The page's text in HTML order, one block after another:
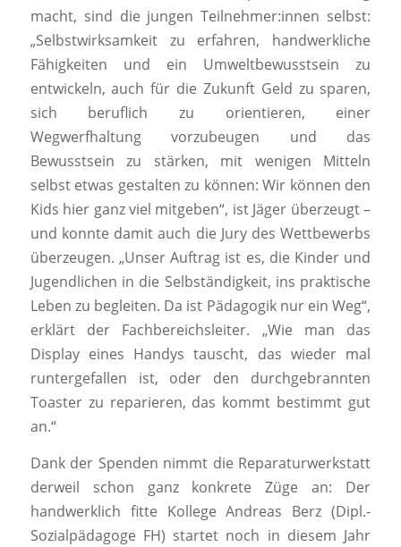
macht, sind die jungen Teilnehmer:innen selbst:
„Selbstwirksamkeit zu erfahren, handwerkliche
Fähigkeiten und ein Umweltbewusstsein zu
entwickeln, auch für die Zukunft Geld zu sparen,
sich beruflich zu orientieren, einer
Wegwerfhaltung vorzubeugen und das
Bewusstsein zu stärken, mit wenigen Mitteln
selbst etwas gestalten zu können: Wir können den
Kids hier ganz viel mitgeben“, ist Jäger überzeugt –
und konnte damit auch die Jury des Wettbewerbs
überzeugen. „Unser Auftrag ist es, die Kinder und
Jugendlichen in die Selbständigkeit, ins praktische
Leben zu begleiten. Da ist Pädagogik nur ein Weg“,
erklärt der Fachbereichsleiter. „Wie man das
Display eines Handys tauscht, das wieder mal
runtergefallen ist, oder den durchgebrannten
Toaster zu reparieren, das kommt bestimmt gut
an.“
Dank der Spenden nimmt die Reparaturwerkstatt
derweil schon ganz konkrete Züge an: Der
handwerklich fitte Kollege Andreas Berz (Dipl.-
Sozialpädagoge FH) startet noch in diesem Jahr